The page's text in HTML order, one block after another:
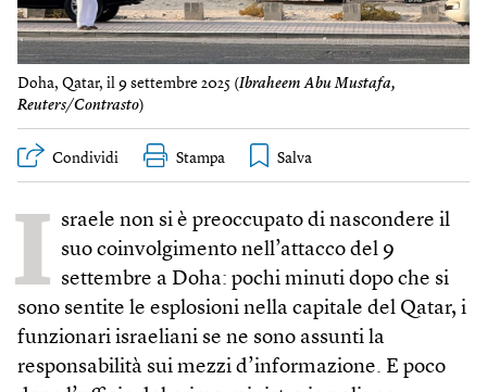
Doha, Qatar, il 9 settembre 2025 (Ibraheem Abu Mustafa,
Reuters/Contrasto)
Condividi Stampa
I sraele non si è preoccupato di nascondere il
suo coinvolgimento nell’attacco del 9
settembre a Doha: pochi minuti dopo che si
sono sentite le esplosioni nella capitale del Qatar, i
funzionari israeliani se ne sono assunti la
responsabilità sui mezzi d’informazione. E poco